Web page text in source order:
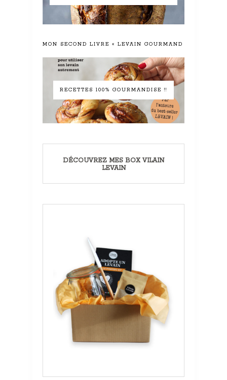
MON SECOND LIVRE « LEVAIN GOURMAND »
RECETTES 100% GOURMANDISE !!
DÉCOUVREZ MES BOX VILAIN
LEVAIN